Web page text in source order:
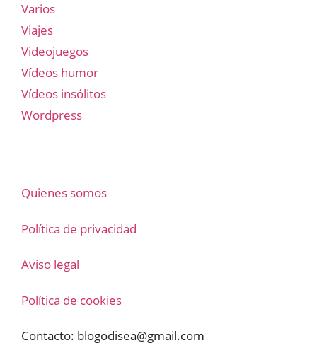
Varios
Viajes
Videojuegos
Vídeos humor
Vídeos insólitos
Wordpress
Quienes somos
Política de privacidad
Aviso legal
Política de cookies
Contacto: blogodisea@gmail.com